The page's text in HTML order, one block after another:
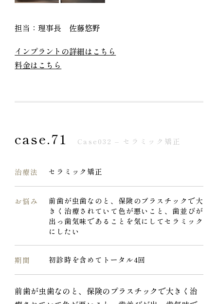
担当：理事長 佐藤悠野
インプラントの詳細はこちら
料金はこちら
case.71 Case032 – セラミック矯正
治療法 セラミック矯正
お悩み
前歯が虫歯なのと、保険のプラスチックで大
きく治療されていて色が悪いこと、歯並びが
出っ歯気味であることを気にしてセラミック
にしたい
期間 初診時を含めてトータル4回
前歯が虫歯なのと、保険のプラスチックで大きく治